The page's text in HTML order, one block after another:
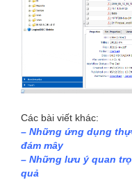
Các bài viết khác:
– Những ứng dụng
đám mây
– Những lưu ý quan
quả